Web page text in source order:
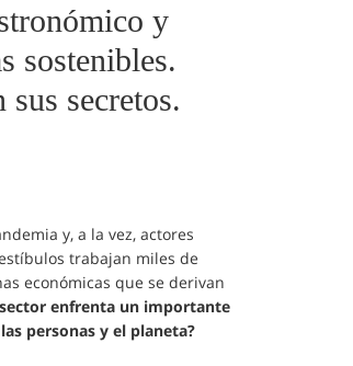
y
sostenibles.
secretos.
y, a la vez, actores
trabajan miles de
económicas que se derivan
enfrenta un importante
personas y el planeta?